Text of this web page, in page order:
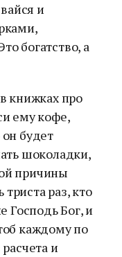
и
богатство, а
книжках про
ему кофе,
будет
шоколадки,
причины
раз, кто
Господь Бог, и
каждому по
и